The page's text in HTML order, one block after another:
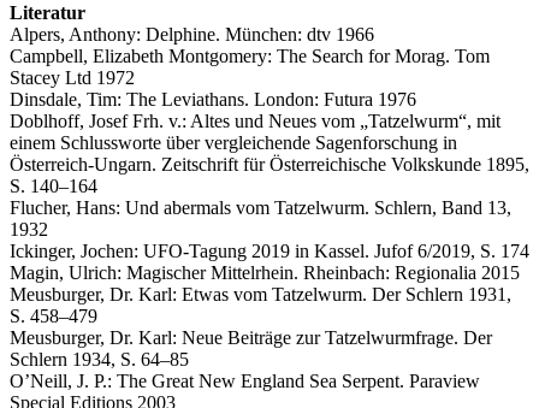
Literatur
Alpers, Anthony: Delphine. München: dtv 1966
Campbell, Elizabeth Montgomery: The Search for Morag. Tom
Stacey Ltd 1972
Dinsdale, Tim: The Leviathans. London: Futura 1976
Doblhoff, Josef Frh. v.: Altes und Neues vom „Tatzelwurm“, mit
einem Schlussworte über vergleichende Sagenforschung in
Österreich-Ungarn. Zeitschrift für Österreichische Volkskunde 1895,
S. 140–164
Flucher, Hans: Und abermals vom Tatzelwurm. Schlern, Band 13,
1932
Ickinger, Jochen: UFO-Tagung 2019 in Kassel. Jufof 6/2019, S. 174
Magin, Ulrich: Magischer Mittelrhein. Rheinbach: Regionalia 2015
Meusburger, Dr. Karl: Etwas vom Tatzelwurm. Der Schlern 1931,
S. 458–479
Meusburger, Dr. Karl: Neue Beiträge zur Tatzelwurmfrage. Der
Schlern 1934, S. 64–85
O’Neill, J. P.: The Great New England Sea Serpent. Paraview
Special Editions 2003